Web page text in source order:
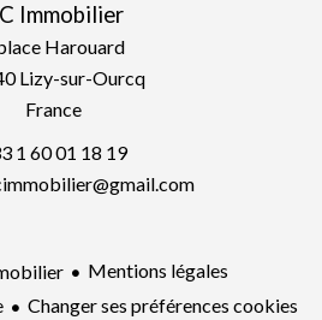
Immobilier
Harouard
Lizy-sur-Ourcq
France
1 60 01 18 19
Mentions légales
Changer ses préférences cookies